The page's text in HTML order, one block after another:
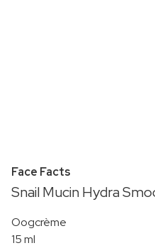
Face Facts
Snail Mucin Hydra
Oogcrème
15 ml